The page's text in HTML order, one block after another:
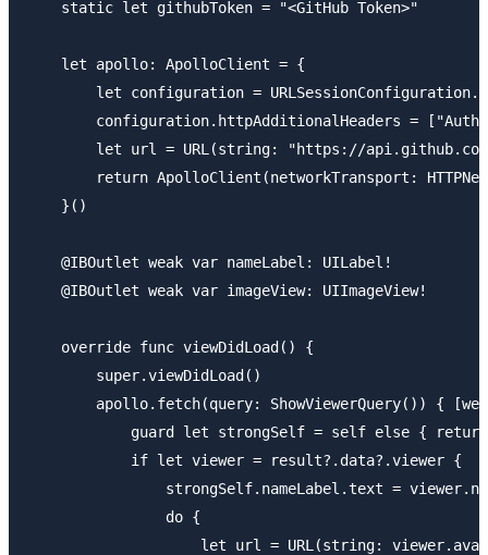
    static let githubToken = "<GitHub Token>"
    let apollo: ApolloClient = {
let configuration =
configuration.httpAdditionalHeaders =
let url = URL(string: "https://
return ApolloClient(networkTransport:
    }()
    @IBOutlet weak var nameLabel: UILabel!
    @IBOutlet weak var imageView: UIImageView!
    override func viewDidLoad() {
        super.viewDidLoad()
apollo.fetch(query: ShowViewerQuery()) {
guard let strongSelf = self else {
            if let viewer = result?.data?.viewer {
strongSelf.nameLabel.text =
                do {
let url = URL(string: